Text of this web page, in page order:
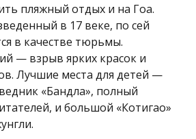
пляжный отдых и на Гоа.
в 17 веке, по сей
в качестве тюрьмы.
— взрыв ярких красок и
Лучшие места для детей —
«Бандла», полный
и большой «Котигао»